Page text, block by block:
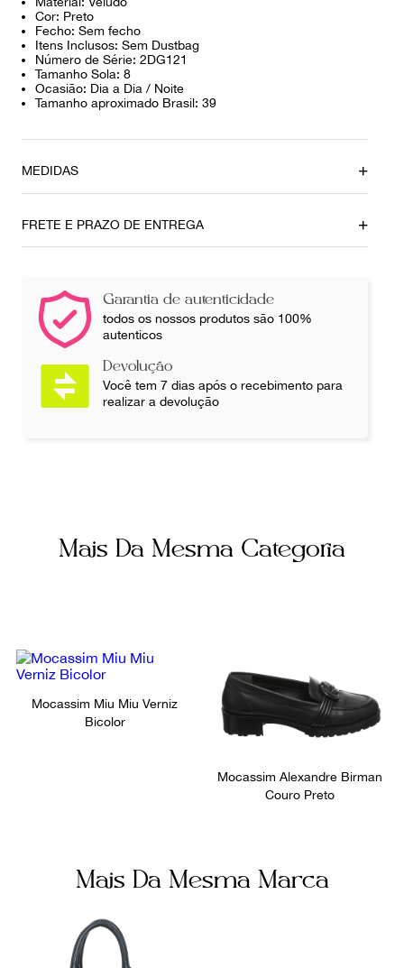
Cor: Preto
Fecho: Sem fecho
Itens Inclusos: Sem Dustbag
Número de Série: 2DG121
Tamanho Sola: 8
Ocasião: Dia a Dia / Noite
Tamanho aproximado Brasil: 39
MEDIDAS
37,5
FRETE E PRAZO DE ENTREGA
Garantia de autenticidade
todos os nossos produtos são 100%
autenticos
Devolução
Você tem 7 dias após o recebimento para
realizar a devolução
Mais Da Mesma Categoria
Mocassim Miu Miu Verniz
Bicolor
Mocassim Alexandre Birman
Couro Preto
Mais Da Mesma Marca